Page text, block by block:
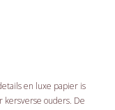
en luxe papier is
kersverse ouders. De